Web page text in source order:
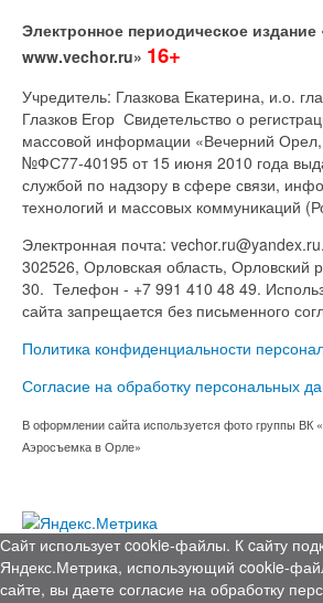
Электронное периодическое
www.vechor.ru» 16+
Учредитель: Глазкова Екатерина, и.о.
Глазков Егор Свидетельство о
массовой информации «Вечерний Орел,
№ФС77-40195 от 15 июня 2010 года
службой по надзору в сфере связи,
технологий и массовых коммуникаций
Электронная почта:
302526, Орловская область, Орловский
30. Телефон - +7 991 410 48 49.
сайта запрещается без письменного
Политика конфиденциальности
Согласие на обработку персональных
В оформлении сайта используется фото группы ВК
Аэросъемка в Орле»
Сайт использует cookie-файлы. К cайту
Яндекс.Метрика, использующий cookie-
сайте, вы даете согласие на обработку